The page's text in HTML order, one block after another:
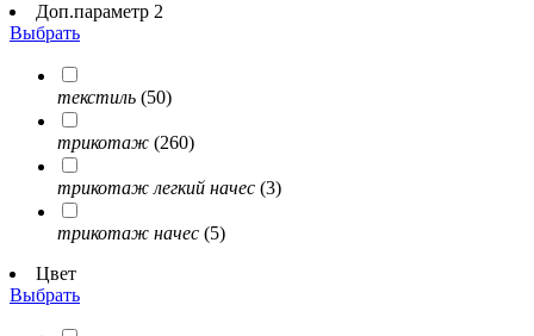
Доп.параметр 2
Выбрать
текстиль (50)
трикотаж (260)
трикотаж легкий начес (3)
трикотаж начес (5)
Цвет
Выбрать